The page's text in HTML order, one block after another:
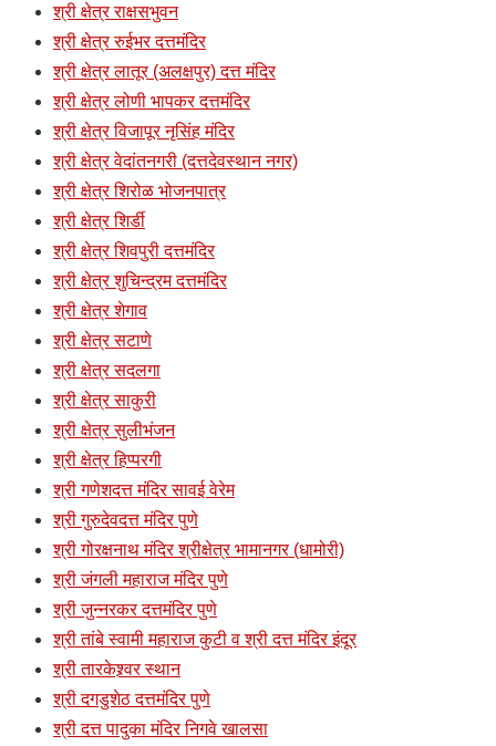
श्री क्षेत्र राक्षसभुवन
श्री क्षेत्र रुईभर दत्तमंदिर
श्री क्षेत्र लातूर (अलक्षपुर) दत्त मंदिर
श्री क्षेत्र लोणी भापकर दत्तमंदिर
श्री क्षेत्र विजापूर नृसिंह मंदिर
श्री क्षेत्र वेदांतनगरी (दत्तदेवस्थान नगर)
श्री क्षेत्र शिरोळ भोजनपात्र
श्री क्षेत्र शिर्डी
श्री क्षेत्र शिवपुरी दत्तमंदिर
श्री क्षेत्र शुचिन्द्रम दत्तमंदिर
श्री क्षेत्र शेगाव
श्री क्षेत्र सटाणे
श्री क्षेत्र सदलगा
श्री क्षेत्र साकुरी
श्री क्षेत्र सुलीभंजन
श्री क्षेत्र हिप्परगी
श्री गणेशदत्त मंदिर सावई वेरेम
श्री गुरुदेवदत्त मंदिर पुणे
श्री गोरक्षनाथ मंदिर श्रीक्षेत्र भामानगर (धामोरी)
श्री जंगली महाराज मंदिर पुणे
श्री जुन्नरकर दत्तमंदिर पुणे
श्री तांबे स्वामी महाराज कुटी व श्री दत्त मंदिर इंदूर
श्री तारकेश्र्वर स्थान
श्री दगडुशेठ दत्तमंदिर पुणे
श्री दत्त पादुका मंदिर निगवे खालसा